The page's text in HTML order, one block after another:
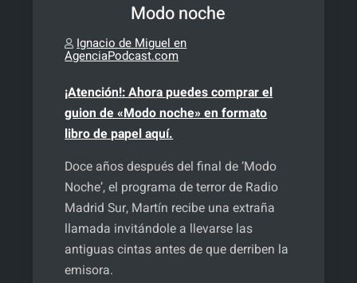
Modo noche
Ignacio de Miguel en
AgenciaPodcast.com
¡Atención!: Ahora puedes comprar el
guion de «Modo noche» en formato
libro de papel aquí.
Doce años después del final de ‘Modo
Noche’, el programa de terror de Radio
Madrid Sur, Martín recibe una extraña
llamada invitándole a llevarse las
antiguas cintas antes de que derriben la
emisora.